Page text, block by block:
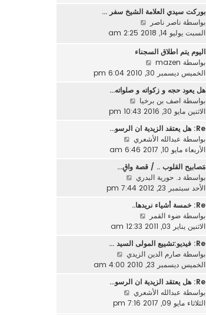
ة
د
آ
خ
م
ش
ر
ك
ة
بوركت سيدي العلامة الشيخ سفر …
بواسطة ناصر ناصر
ا
د
خ
م
ش
ا
ر
ك
ة
السبت يوليو 14, 2018 2:25 am
اليوم يتم اطلاق السجناء
بواسطة mazen
د
آ
خ
ر
ش
ر
ك
ة
الخميس ديسمبر 30, 2010 6:04 pm
هل يعود حجه و زكواته و صلواته…
بواسطة اصف بن برخيا
ا
د
آ
خ
ر
م
ش
ة
الاثنين مايو 30, 2016 10:43 pm
Re: هل يعتقد الزيدية ان الرسو…
بواسطة عبدالله الأشعري
ا
د
خ
ش
ر
ك
ة
الأربعاء مايو 10, 2017 6:46 am
مَصابيح القلوب .. / قصة واقِ…
بواسطة د. حورية البدري
ا
خ
م
ش
ر
ك
ة
الأحد سبتمبر 23, 2012 7:44 pm
Re: خمسة أشياء نريدها..
بواسطة ضوء القمر
ا
د
آ
خ
ر
ش
الاثنين يناير 03, 2011 12:33 am
Re: فيديو:تشييع المولى السيد …
بواسطة صارم الدين الزيدي
ا
د
خ
الخميس ديسمبر 23, 2010 4:00 am
Re: هل يعتقد الزيدية ان الرسو…
بواسطة عبدالله الأشعري
ا
الثلاثاء مايو 09, 2017 7:16 pm